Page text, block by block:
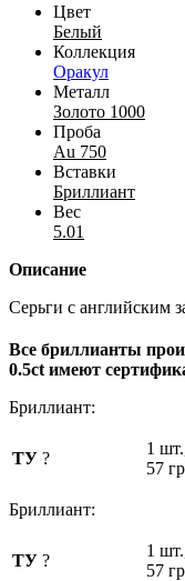
Цвет
Белый
Коллекция
Оракул
Металл
Золото 1000
Проба
Au 750
Вставки
Бриллиант
Вес
5.01
Описание
Серьги с английским
Все бриллианты
0.5ct имеют
Бриллиант:
ТУ ?
1
57
Бриллиант:
ТУ ?
1
57